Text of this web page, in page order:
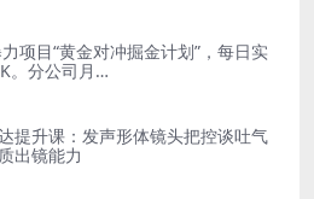
项目“黄金对冲掘金计划”，每日实
。分公司月…
提升课：发声形体镜头把控谈吐气
出镜能力